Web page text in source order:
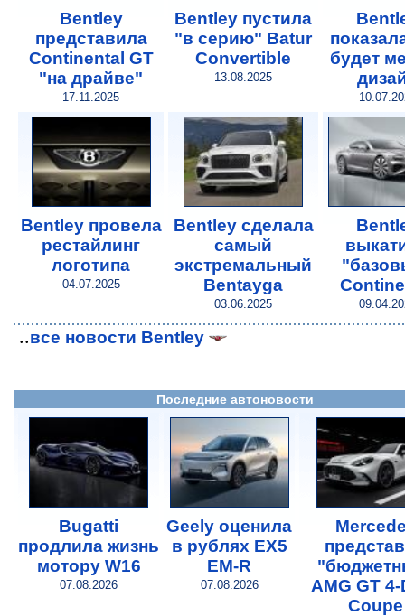
Bentley
представила
Continental GT
"на драйве"
17.11.2025
Bentley пустила
"в серию" Batur
Convertible
13.08.2025
будет
Bentley провела
рестайлинг
логотипа
04.07.2025
Bentley сделала
самый
экстремальный
Bentayga
03.06.2025
..все новости Bentley
Последние автоновости
Bugatti
продлила жизнь
мотору W16
07.08.2026
Geely оценила
в рублях EX5
EM-R
07.08.2026
AMG GT
Coupe